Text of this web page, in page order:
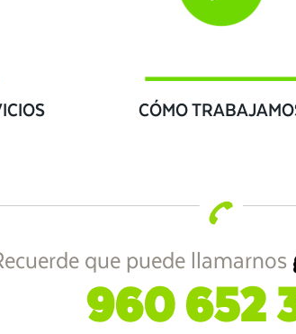
CÓMO
que puede llamarnos
960 652